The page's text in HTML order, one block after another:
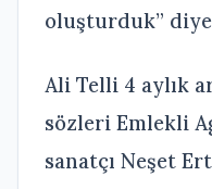
oluşturduk”
Ali Telli 4 aylık
sözleri Emlekli
sanatçı Neşet